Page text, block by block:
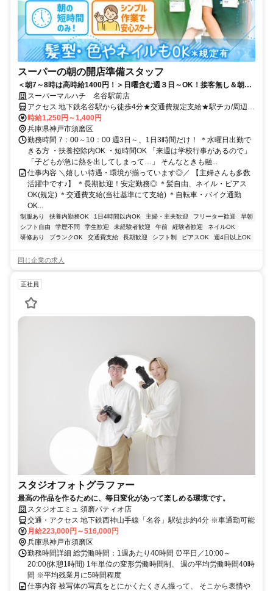
スーパーの朝の開店準備スタッフ
＜朝7～8時は高時給1400円！＞日曜含む週３日～OK！接客無し＆朝の
短時間でサクッと稼げる♪未経験歓迎！
スーパーマルハチ 名谷駅前店
アクセス 地下鉄名谷駅から徒歩4分★交通費規定支給★駅チカ/周辺に
はtete名谷、須磨パティオ、大丸須磨店なども有！
時給1,250円～1,400円
兵庫県神戸市須磨区
勤務時間 7：00～10：00 週3日～、1日3時間だけ！ ＊水曜日出勤で
きる方 ・扶養控除内OK ・短時間OK 「来週は学校行事があるので」
「子どもが急に熱を出してしまって…」 そんなときも融...
仕事内容 ＼嬉しい待遇・環境が揃っています◎／ 【主婦さんも多数
活躍中です♪】 ＊長期歓迎！安定勤務◎ ＊髪自由、ネイル・ピアス
OK(規定) ＊交通費支給(当社基準にて支給) ＊自転車・バイク通勤
OK...
制服あり 扶養内勤務OK 1日4時間以内OK 主婦・主夫歓迎 フリーター歓迎
早朝
シフト自由
学歴不問 学生歓迎 未経験者歓迎 午前 経験者歓迎
ネイルOK
研修あり
ブランクOK 交通費支給 長期歓迎 シフト制 ピアスOK 週4日以上OK
同じ企業の求人
正社員
スタジオフォトグラファー
最高の作品を作るために、毎日変化があって楽しめる環境です。
スタジオエミュ 須磨パティオ店
交通・アクセス 地下鉄西神山手線「名谷」駅徒歩約4分 ※車通勤可能
月給223,000円～516,000円
兵庫県神戸市須磨区
勤務時間詳細 総労働時間：1週あたり40時間 ⏰平日／10:00～
20:00(休憩1時間) 1年単位の変形労働時間制、 週の平均労働時間40時
間 ※平均残業月に5時間程度
仕事内容 被写体の写真をとにかくたくさん撮って、 そこから表情や